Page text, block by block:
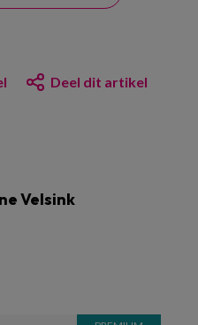
Deel dit artikel
Velsink